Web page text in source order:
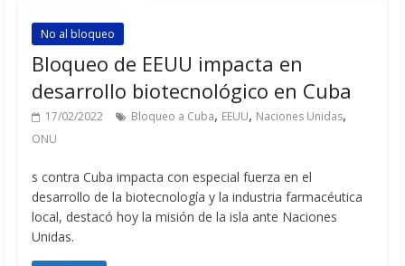
No al bloqueo
Bloqueo de EEUU impacta en
desarrollo biotecnológico en Cuba
17/02/2022 Bloqueo a Cuba, EEUU, Naciones Unidas,
ONU
s contra Cuba impacta con especial fuerza en el
desarrollo de la biotecnología y la industria farmacéutica
local, destacó hoy la misión de la isla ante Naciones
Unidas.